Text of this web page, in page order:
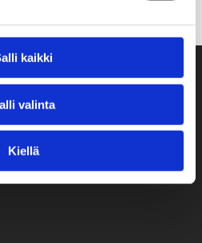
kaikki
valinta
Kiellä